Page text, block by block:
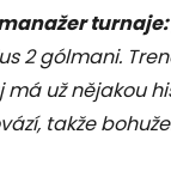
turnaje:
2 gólmani.
má už nějakou
takže